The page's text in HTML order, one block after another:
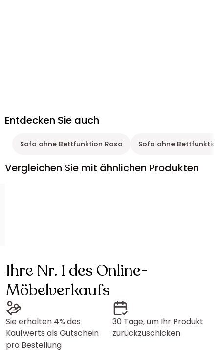
Entdecken Sie auch
Sofa ohne Bettfunktion Rosa Sofa ohne
Vergleichen Sie mit ähnlichen Produkten
Ihre Nr. 1 des Online-
Möbelverkaufs
Sie erhalten 4% des
Kaufwerts als Gutschein
pro Bestellung
30 Tage, um Ihr Produkt
zurückzuschicken